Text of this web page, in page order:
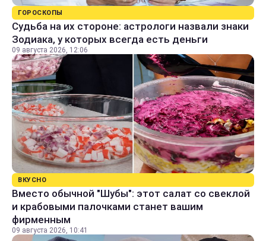
ГОРОСКОПЫ
Судьба на их стороне: астрологи назвали знаки
Зодиака, у которых всегда есть деньги
09 августа 2026, 12:06
ВКУСНО
Вместо обычной "Шубы": этот салат со свеклой
и крабовыми палочками станет вашим
фирменным
09 августа 2026, 10:41